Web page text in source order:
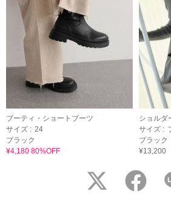
ブーティ・ショートブーツ
サイズ : 24
ブラック
¥4,180 80%OFF
ショルダ
サイズ :
ブラック
¥13,200
twitter